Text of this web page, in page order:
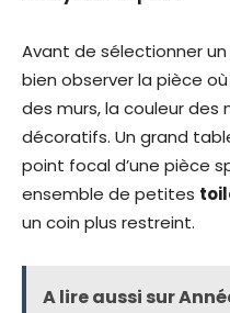
Avant de sélectionner
bien observer la pièce
des murs, la couleur
décoratifs. Un grand
point focal d’une pièce
ensemble de petites
un coin plus restreint.
A lire aussi sur